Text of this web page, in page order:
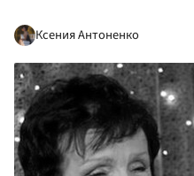
Ксения Антоненко